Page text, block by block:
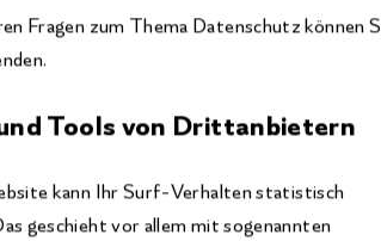
Fragen zum Thema Datenschutz können
Tools von Dritt­anbietern
kann Ihr Surf-Verhalten statistisch
geschieht vor allem mit sogenannten